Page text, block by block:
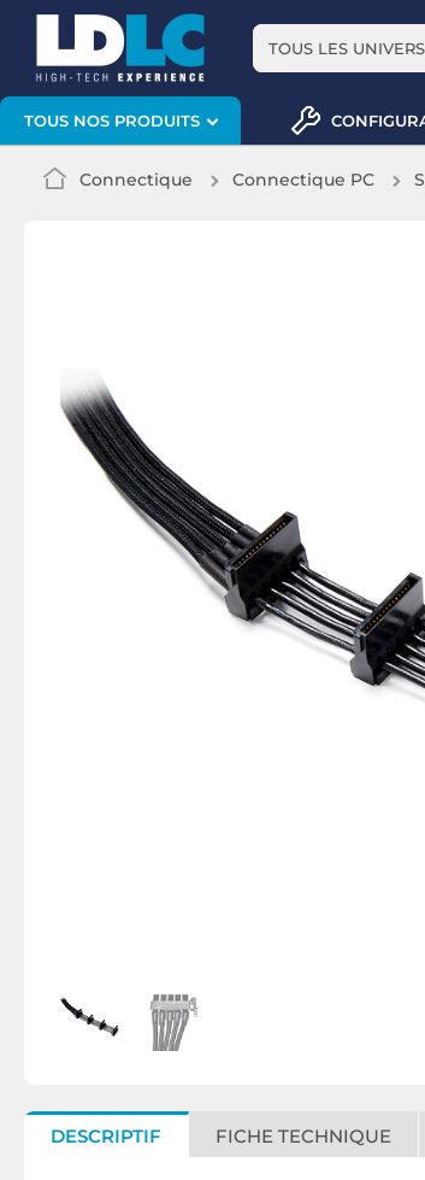
TOUS LES UNIVERS
TOUS NOS PRODUITS
Connectique Connectique PC
DESCRIPTIF FICHE TECHNIQUE